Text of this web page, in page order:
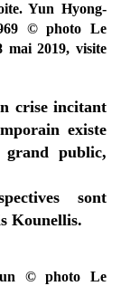
Yun Hyong-
© photo Le
mai 2019, visite
crise incitant
existe
public,
sont
Kounellis.
© photo Le